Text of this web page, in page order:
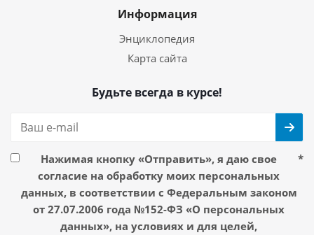
Информация
Энциклопедия
Карта сайта
Будьте всегда в курсе!
Нажимая кнопку «Отправить», я даю свое
согласие на обработку моих персональных
данных, в соответствии с Федеральным законом
от 27.07.2006 года №152-ФЗ «О персональных
данных», на условиях и для целей,
*